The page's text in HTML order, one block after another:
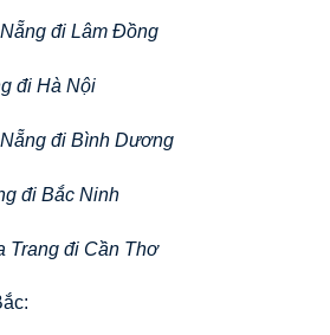
đi Lâm Đồng
đi Hà Nội
đi Bình Dương
đi Bắc Ninh
Trang đi Cần Thơ